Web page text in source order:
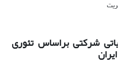
شرکتی براساس تئوری